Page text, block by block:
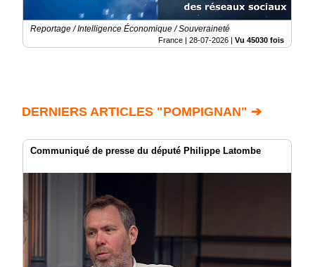
Reportage / Intelligence Économique / Souveraineté
France | 28-07-2026 | Vu 45030 fois
DERNIERS ARTICLES "POMPIGNAN" ➔
Communiqué de presse du député Philippe Latombe